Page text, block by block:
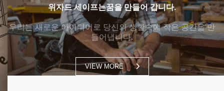
위자드 세이프는꿈을 만들어 갑니다.
우리는 새로운 아이디어로 당신의 생활속에 작은 공간을 만
들어냅니다.
VIEW MORE